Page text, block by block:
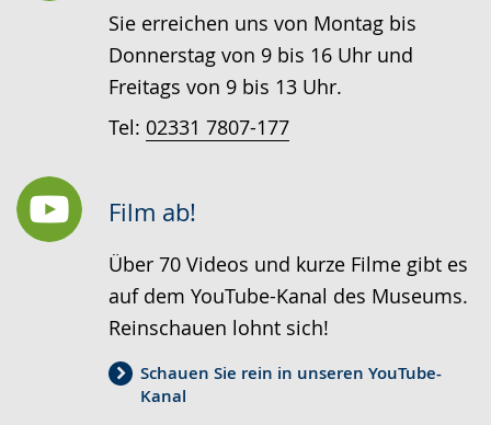
Sie erreichen uns von Montag bis
Donnerstag von 9 bis 16 Uhr und
Freitags von 9 bis 13 Uhr.
Tel: 02331 7807-177
Film ab!
Über 70 Videos und kurze Filme gibt es
auf dem YouTube-Kanal des Museums.
Reinschauen lohnt sich!
Schauen Sie rein in unseren YouTube-
Kanal